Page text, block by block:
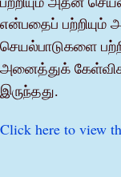
என்பதைப் பற்றியும்
செயல்பாடுகளை
அனைத்துக்
இருந்தது.
Click here to view